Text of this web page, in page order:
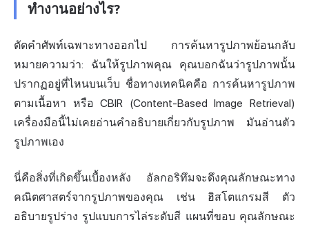
ทำงานอย่างไร?
ตัดคำศัพท์เฉพาะทางออกไป การค้นหารูปภาพย้อนกลับ
หมายความว่า: ฉันให้รูปภาพคุณ คุณบอกฉันว่ารูปภาพนั้น
ปรากฏอยู่ที่ไหนบนเว็บ ชื่อทางเทคนิคคือ การค้นหารูปภาพ
ตามเนื้อหา หรือ CBIR (Content-Based Image Retrieval)
เครื่องมือนี้ไม่เคยอ่านคำอธิบายเกี่ยวกับรูปภาพ มันอ่านตัว
รูปภาพเอง
นี่คือสิ่งที่เกิดขึ้นเบื้องหลัง อัลกอริทึมจะดึงคุณลักษณะทาง
คณิตศาสตร์จากรูปภาพของคุณ เช่น ฮิสโตแกรมสี ตัว
อธิบายรูปร่าง รูปแบบการไล่ระดับสี แผนที่ขอบ คุณลักษณะ